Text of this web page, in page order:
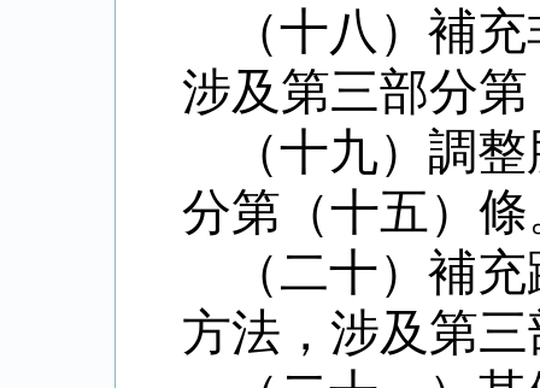
（十八）補
涉及第三部分
（十九）調
分第（十五）條
（二十）補
方法，涉及第